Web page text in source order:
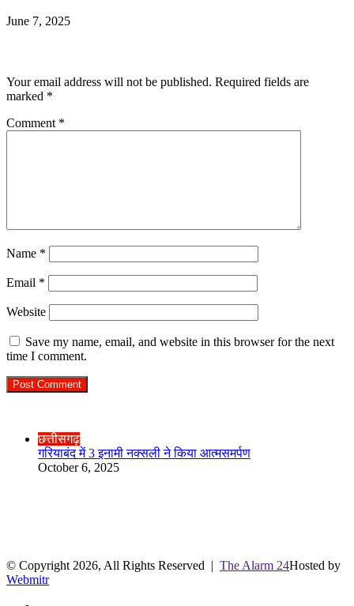
June 7, 2025
Your email address will not be published. Required fields are
marked *
Comment *
Name *
Email *
Website
Save my name, email, and website in this browser for the next
time I comment.
छत्तीसगढ़
गरियाबंद में 3 इनामी नक्सली ने किया आत्मसमर्पण
October 6, 2025
© Copyright 2026, All Rights Reserved | The Alarm 24Hosted by
Webmitr